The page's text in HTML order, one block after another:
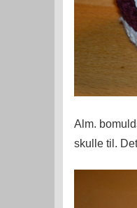
Alm.
skulle til.